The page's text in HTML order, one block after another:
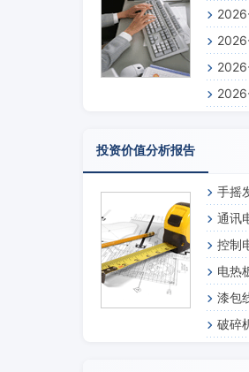
报告
告
投资价值分析报告
手摇
通讯
控制
电热
漆包
破碎